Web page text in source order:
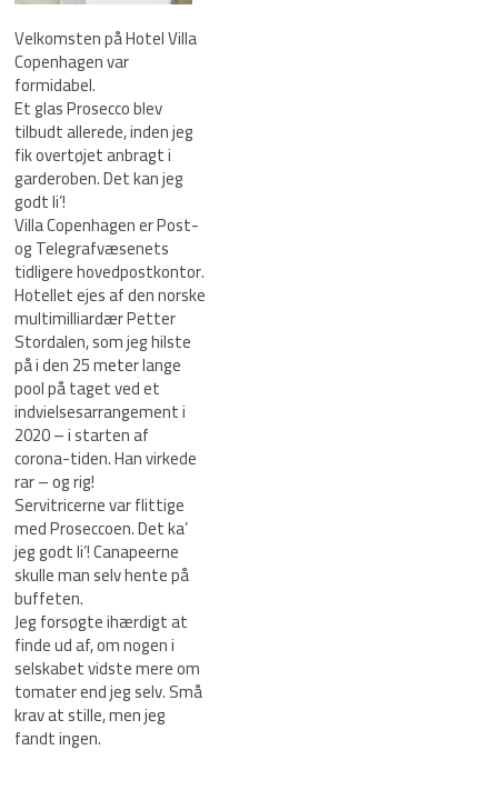
Velkomsten på Hotel Villa
Copenhagen var
formidabel.
Et glas Prosecco blev
tilbudt allerede, inden jeg
fik overtøjet anbragt i
garderoben. Det kan jeg
godt li’!
Villa Copenhagen er Post-
og Telegrafvæsenets
tidligere hovedpostkontor.
Hotellet ejes af den norske
multimilliardær Petter
Stordalen, som jeg hilste
på i den 25 meter lange
pool på taget ved et
indvielsesarrangement i
2020 – i starten af
corona-tiden. Han virkede
rar – og rig!
Servitricerne var flittige
med Proseccoen. Det ka’
jeg godt li’! Canapeerne
skulle man selv hente på
buffeten.
Jeg forsøgte ihærdigt at
finde ud af, om nogen i
selskabet vidste mere om
tomater end jeg selv. Små
krav at stille, men jeg
fandt ingen.